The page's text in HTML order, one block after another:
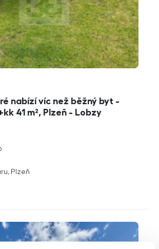
nabízí víc než běžný byt -
41 m², Plzeň - Lobzy
Plzeň